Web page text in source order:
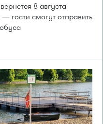
8 августа
гости смогут отправить